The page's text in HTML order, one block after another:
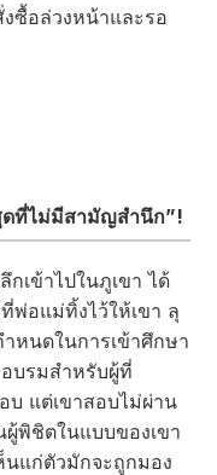
ซื้อล่วงหน้าและรอ
ดที่ไม่มีสามัญสำนึก”!
เข้าไปในภูเขา ได้
พ่อแม่ทิ้งไว้ให้เขา ลุ
หนดในการเข้าศึกษา
บรมสำหรับผู้ที่
บ แต่เขาสอบไม่ผ่าน
ผู้พิชิตในแบบของเขา
นแก่ตัวมักจะถูกมอง